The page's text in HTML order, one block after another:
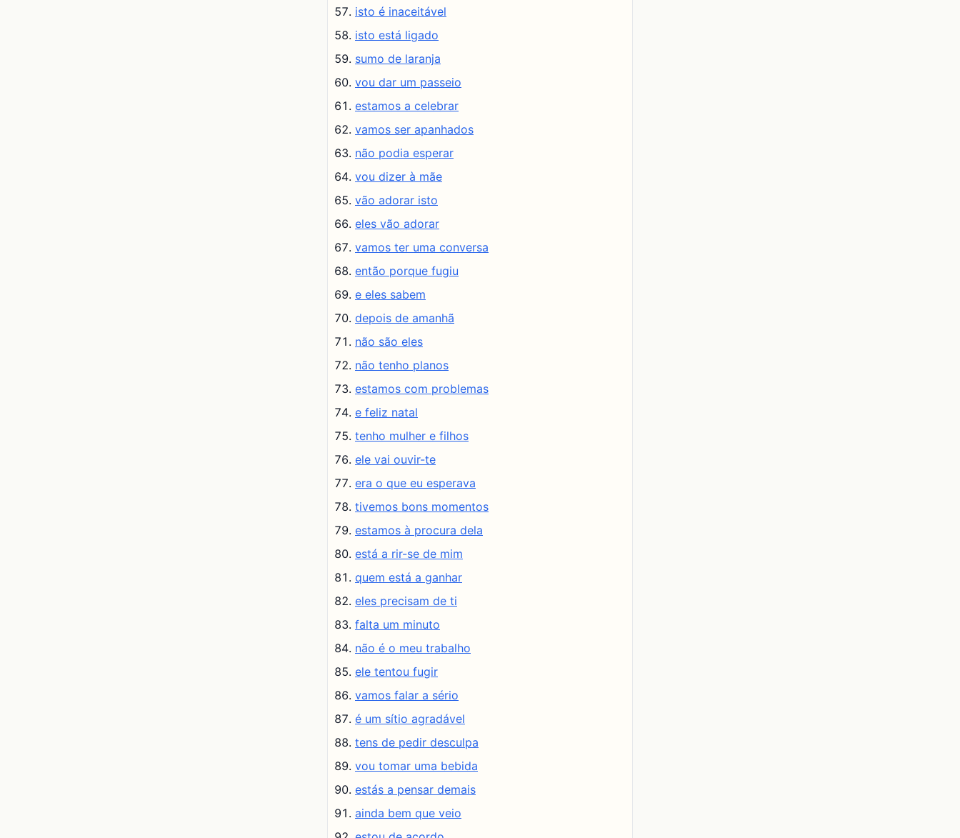
isto é inaceitável
isto está ligado
sumo de laranja
vou dar um passeio
estamos a celebrar
vamos ser apanhados
não podia esperar
vou dizer à mãe
vão adorar isto
eles vão adorar
vamos ter uma conversa
então porque fugiu
e eles sabem
depois de amanhã
não são eles
não tenho planos
estamos com problemas
e feliz natal
tenho mulher e filhos
ele vai ouvir-te
era o que eu esperava
tivemos bons momentos
estamos à procura dela
está a rir-se de mim
quem está a ganhar
eles precisam de ti
falta um minuto
não é o meu trabalho
ele tentou fugir
vamos falar a sério
é um sítio agradável
tens de pedir desculpa
vou tomar uma bebida
estás a pensar demais
ainda bem que veio